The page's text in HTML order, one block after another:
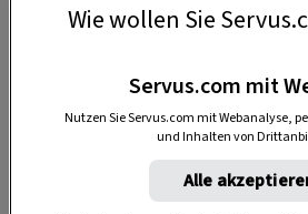
Wie wollen Sie
Servus.com mit
Nutzen Sie Servus.com mit Webanalyse,
und Inhalten von
Alle